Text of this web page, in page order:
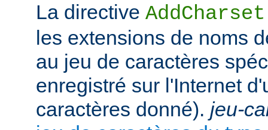
La directive AddCharset
les extensions de noms
au jeu de caractères
enregistré sur l'Internet
caractères donné). jeu-